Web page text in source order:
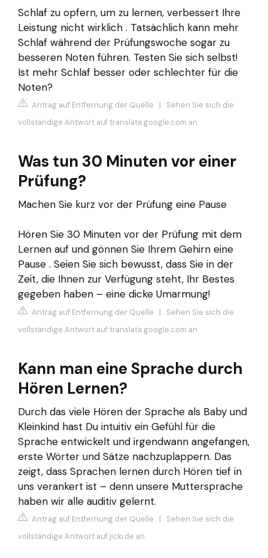
Schlaf zu opfern, um zu lernen, verbessert Ihre
Leistung nicht wirklich . Tatsächlich kann mehr
Schlaf während der Prüfungswoche sogar zu
besseren Noten führen. Testen Sie sich selbst!
Ist mehr Schlaf besser oder schlechter für die
Noten?
Antrag auf Entfernung der Quelle | Sehen Sie sich die
vollständige Antwort auf translate.google.com an
Was tun 30 Minuten vor einer
Prüfung?
Machen Sie kurz vor der Prüfung eine Pause
Hören Sie 30 Minuten vor der Prüfung mit dem
Lernen auf und gönnen Sie Ihrem Gehirn eine
Pause . Seien Sie sich bewusst, dass Sie in der
Zeit, die Ihnen zur Verfügung steht, Ihr Bestes
gegeben haben – eine dicke Umarmung!
Antrag auf Entfernung der Quelle | Sehen Sie sich die
vollständige Antwort auf translate.google.com an
Kann man eine Sprache durch
Hören Lernen?
Durch das viele Hören der Sprache als Baby und
Kleinkind hast Du intuitiv ein Gefühl für die
Sprache entwickelt und irgendwann angefangen,
erste Wörter und Sätze nachzuplappern. Das
zeigt, dass Sprachen lernen durch Hören tief in
uns verankert ist – denn unsere Muttersprache
haben wir alle auditiv gelernt.
Antrag auf Entfernung der Quelle | Sehen Sie sich die
vollständige Antwort auf jicki.de an